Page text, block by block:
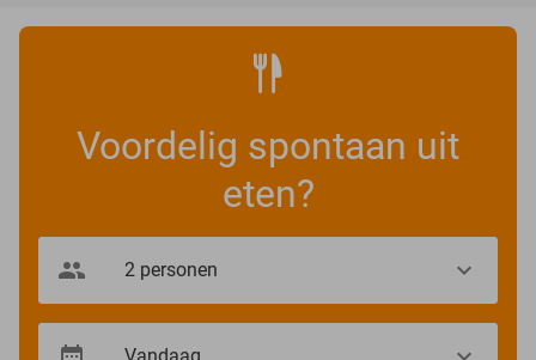
Voordelig spontaan uit
eten?